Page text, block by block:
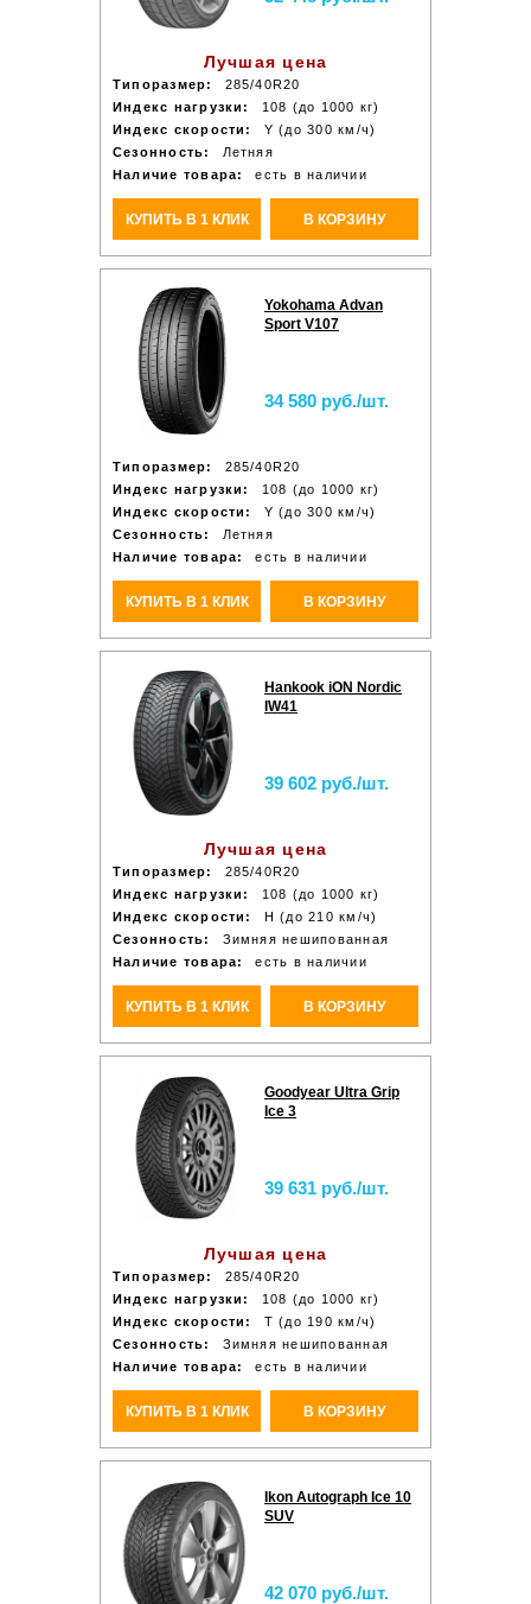
Лучшая цена
Типоразмер:
285/40R20
Индекс нагрузки:
108 (до 1000 кг)
Индекс скорости:
Y (до 300 км/ч)
Сезонность:
Летняя
Наличие товара:
есть в наличии
КУПИТЬ В 1 КЛИК В КОРЗИНУ
Yokohama Advan
Sport V107
34 580 руб./шт.
Типоразмер:
285/40R20
Индекс нагрузки:
108 (до 1000 кг)
Индекс скорости:
Y (до 300 км/ч)
Сезонность:
Летняя
Наличие товара:
есть в наличии
КУПИТЬ В 1 КЛИК В КОРЗИНУ
Hankook iON Nordic
IW41
39 602 руб./шт.
Лучшая цена
Типоразмер:
285/40R20
Индекс нагрузки:
108 (до 1000 кг)
Индекс скорости:
H (до 210 км/ч)
Сезонность:
Зимняя нешипованная
Наличие товара:
есть в наличии
КУПИТЬ В 1 КЛИК В КОРЗИНУ
Goodyear Ultra Grip
Ice 3
39 631 руб./шт.
Лучшая цена
Типоразмер:
285/40R20
Индекс нагрузки:
108 (до 1000 кг)
Индекс скорости:
T (до 190 км/ч)
Сезонность:
Зимняя нешипованная
Наличие товара:
есть в наличии
КУПИТЬ В 1 КЛИК В КОРЗИНУ
Ikon Autograph Ice 10
SUV
42 070 руб./шт.